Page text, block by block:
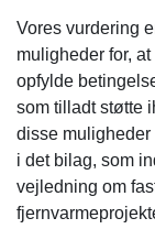
Vores vurdering
muligheder for,
opfylde
som tilladt støtte
disse
i det bilag, som
vejledning om